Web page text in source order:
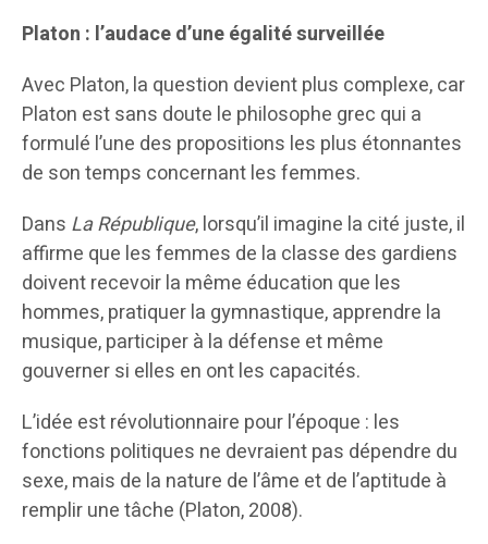
Platon : l’audace d’une égalité surveillée
Avec Platon, la question devient plus complexe, car
Platon est sans doute le philosophe grec qui a
formulé l’une des propositions les plus étonnantes
de son temps concernant les femmes.
Dans La République, lorsqu’il imagine la cité juste, il
affirme que les femmes de la classe des gardiens
doivent recevoir la même éducation que les
hommes, pratiquer la gymnastique, apprendre la
musique, participer à la défense et même
gouverner si elles en ont les capacités.
L’idée est révolutionnaire pour l’époque : les
fonctions politiques ne devraient pas dépendre du
sexe, mais de la nature de l’âme et de l’aptitude à
remplir une tâche (Platon, 2008).